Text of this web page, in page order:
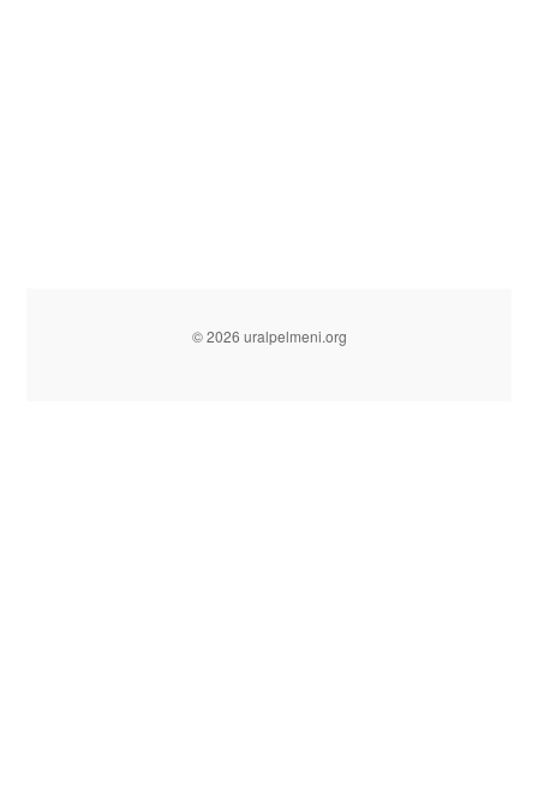
© 2026 uralpelmeni.org